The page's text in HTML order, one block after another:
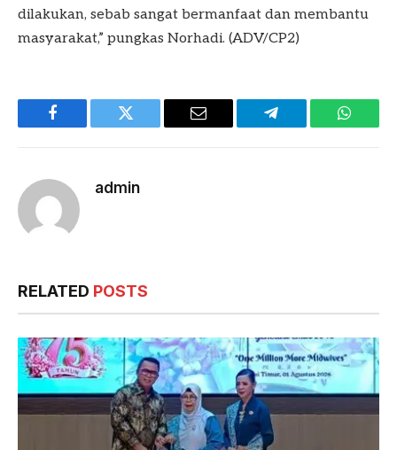
dilakukan, sebab sangat bermanfaat dan membantu
masyarakat,” pungkas Norhadi. (ADV/CP2)
Facebook Twitter Email Telegram
admin
RELATED POSTS